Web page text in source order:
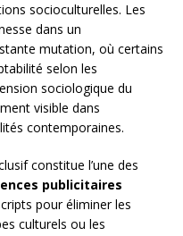
socioculturelles. Les
dans un
mutation, où certains
selon les
sociologique du
visible dans
contemporaines.
constitue l’une des
publicitaires
pour éliminer les
culturels ou les